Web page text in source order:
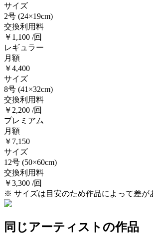
サイズ
2号 (24×19cm)
交換利用料
￥1,100 /回
レギュラー
月額
￥4,400
サイズ
8号 (41×32cm)
交換利用料
￥2,200 /回
プレミアム
月額
￥7,150
サイズ
12号 (50×60cm)
交換利用料
￥3,300 /回
※ サイズは目安のため作品によって差が
同じアーティストの作品